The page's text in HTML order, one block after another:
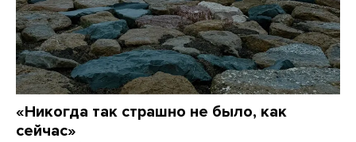
«Никогда так страшно не было, как
сейчас»